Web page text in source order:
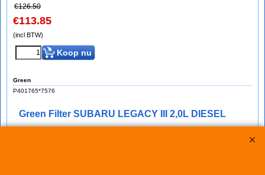
€126.50
€113.85
(incl BTW)
Koop nu
Green
P401765*7576
Green Filter SUBARU LEGACY III 2,0L DIESEL